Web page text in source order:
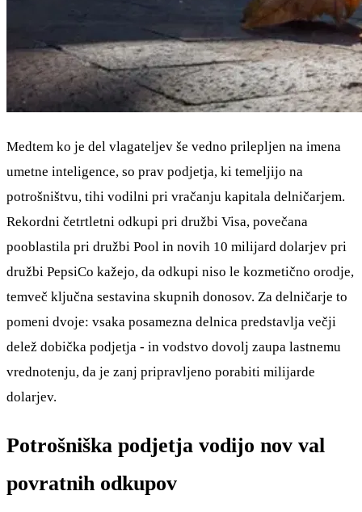
Medtem ko je del vlagateljev še vedno prilepljen na imena
umetne inteligence, so prav podjetja, ki temeljijo na
potrošništvu, tihi vodilni pri vračanju kapitala delničarjem.
Rekordni četrtletni odkupi pri družbi Visa, povečana
pooblastila pri družbi Pool in novih 10 milijard dolarjev pri
družbi PepsiCo kažejo, da odkupi niso le kozmetično orodje,
temveč ključna sestavina skupnih donosov. Za delničarje to
pomeni dvoje: vsaka posamezna delnica predstavlja večji
delež dobička podjetja - in vodstvo dovolj zaupa lastnemu
vrednotenju, da je zanj pripravljeno porabiti milijarde
dolarjev.
Potrošniška podjetja vodijo nov val
povratnih odkupov